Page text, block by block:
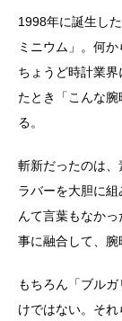
1998年に誕生した
ミニウム」。何
ちょうど時計業
たとき「こんな
る。
斬新だったのは
ラバーを大胆に
んて言葉もなか
事に融合して、腕
もちろん「ブル
けではない。そ